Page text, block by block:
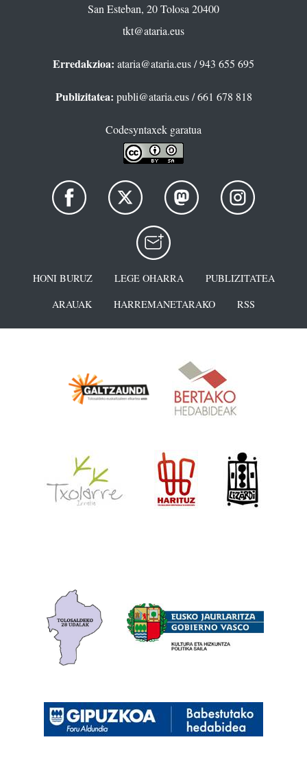
San Esteban, 20 Tolosa 20400
tkt@ataria.eus
Erredakzioa: ataria@ataria.eus/ 943 655 695
Publizitatea: publi@ataria.eus/ 661 678 818
Codesyntaxek garatua
HONI BURUZ LEGE OHARRA
PUBLIZITATEA
ARAUAK
HARREMANETARAKO RSS